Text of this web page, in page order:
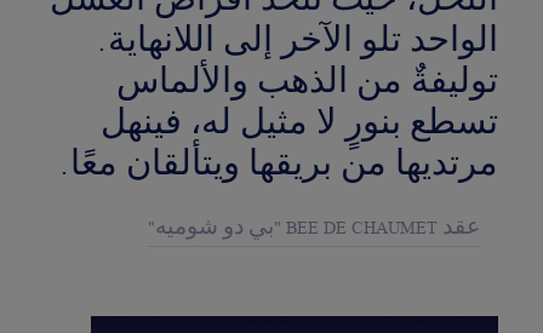
الواحد تلو الآخر إلى اللانهاية.
توليفةٌ من الذهب والألماس
تسطع بنورٍ لا مثيل له، فينهل
مرتديها من بريقها ويتألقان معًا.
عقد BEE DE CHAUMET "بي دو شوميه"